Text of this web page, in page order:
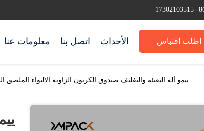
معلومات عنا اتصل بنا الأحداث اطلب اقتباس
ييمو آلة التعبئة والتغليف صندوق الكرتون الزاوية الالتواء